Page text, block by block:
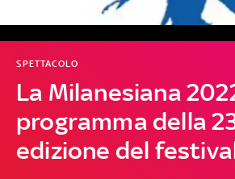
La Milanesiana
programma della
edizione del
SPETTACOLO